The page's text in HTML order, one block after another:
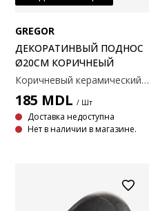
GREGOR
ДЕКОРАТИНВЫЙ ПОДНОС
Ø20СМ КОРИЧНЕЫЙ
Коричневый керамический поднос с пузырчатым краем. Идеально подходит для размещения свечей или мелких предметов, таких как ключи и украшения. Ø20x3 см
185 MDL / Шт
Доставка недоступна
Нет в наличии в магазине.